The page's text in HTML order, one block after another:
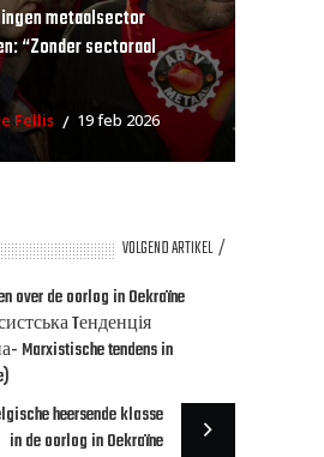
metaalsector
“Zonder sectoraal
Fellis 19 feb 2026
VOLGEND ARTIKEL
over de oorlog in Oekraïne
Tенденція
Marxistische tendens in
heersende klasse
in de oorlog in Oekraïne